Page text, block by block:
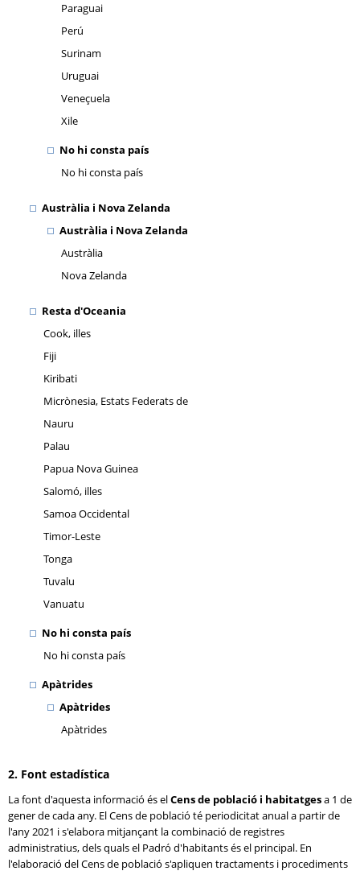
Paraguai
Perú
Surinam
Uruguai
Veneçuela
Xile
No hi consta país
No hi consta país
Austràlia i Nova Zelanda
Austràlia i Nova Zelanda
Austràlia
Nova Zelanda
Resta d'Oceania
Cook, illes
Fiji
Kiribati
Micrònesia, Estats Federats de
Nauru
Palau
Papua Nova Guinea
Salomó, illes
Samoa Occidental
Timor-Leste
Tonga
Tuvalu
Vanuatu
No hi consta país
No hi consta país
Apàtrides
Apàtrides
Apàtrides
2. Font estadística
La font d'aquesta informació és elCens de població i habitatgesa 1 de
gener de cada any. El Cens de població té periodicitat anual a partir de
l'any 2021 i s'elabora mitjançant la combinació de registres
administratius, dels quals el Padró d'habitants és el principal. En
l'elaboració del Cens de població s'apliquen tractaments i procediments